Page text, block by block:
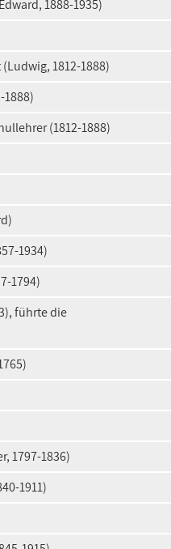
1888-1935)
1812-1888)
(1812-1888)
1934)
1794)
führte die
1797-1836)
1911)